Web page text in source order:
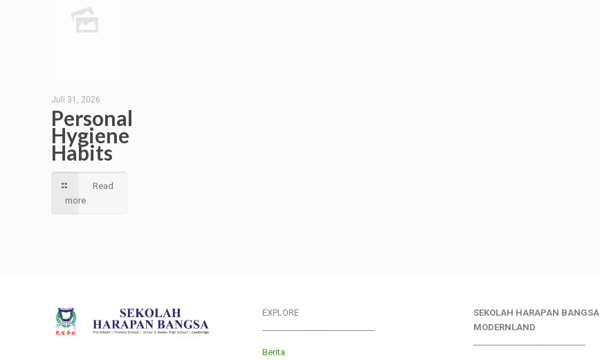
Juli 31, 2026
Personal
Hygiene
Habits
Read
more
EXPLORE
Berita
SEKOLAH HARAPAN BANGSA
MODERNLAND